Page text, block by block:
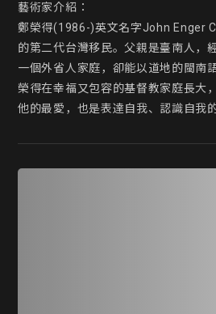
藝術家介紹：
鄭榮得(1986-)英文名字John Enger
的第二代台灣移民。父親是臺南人，
一個外省人家庭，卻能以道地的閩南
榮得在幸福又包容的基督教家庭長大
他的最愛，也是表達自我、認識自我